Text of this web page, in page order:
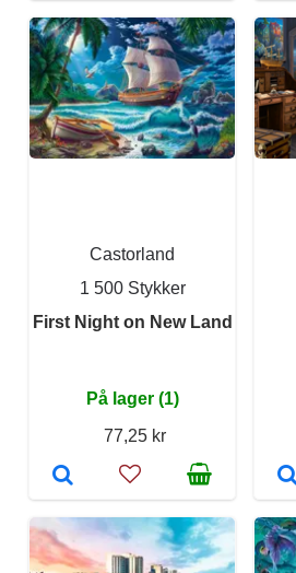
Castorland
1 500 Stykker
First Night on New Land
På lager (1)
77,25 kr